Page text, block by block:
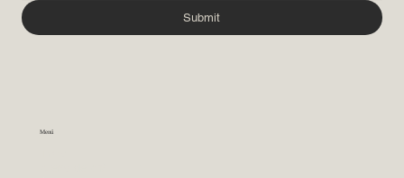
Submit
Menú